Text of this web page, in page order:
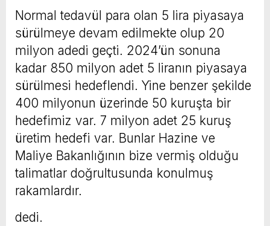
Normal tedavül para olan 5 lira piyasaya
sürülmeye devam edilmekte olup 20
milyon adedi geçti. 2024’ün sonuna
kadar 850 milyon adet 5 liranın piyasaya
sürülmesi hedeflendi. Yine benzer şekilde
400 milyonun üzerinde 50 kuruşta bir
hedefimiz var. 7 milyon adet 25 kuruş
üretim hedefi var. Bunlar Hazine ve
Maliye Bakanlığının bize vermiş olduğu
talimatlar doğrultusunda konulmuş
rakamlardır.
dedi.